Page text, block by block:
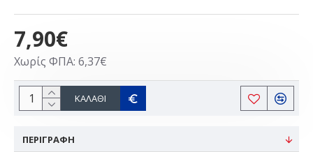
7,90€
Χωρίς ΦΠΑ: 6,37€
ΚΑΛΆΘΙ
ΠΕΡΙΓΡΑΦΗ